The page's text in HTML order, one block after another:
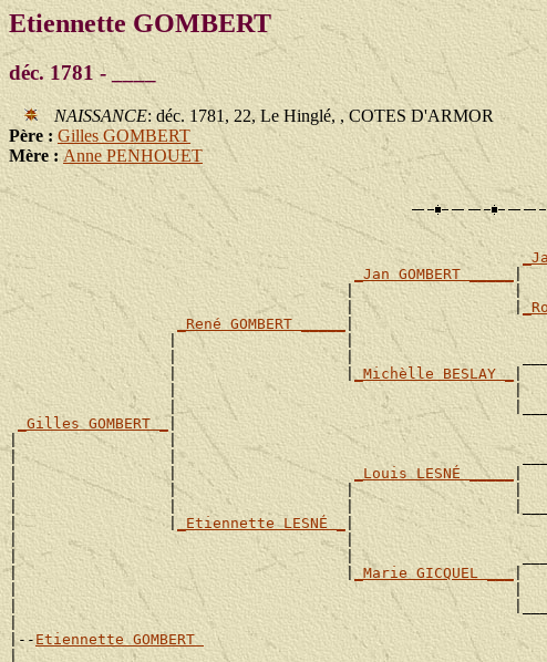
Etiennette GOMBERT
déc. 1781 - ____
NAISSANCE: déc. 1781, 22, Le Hinglé, , COTES D'ARMOR
Père : Gilles GOMBERT
Mère :Anne PENHOUET
_Jan GOMBERT _____ |
|                  |
                                      |                  |
_René GOMBERT _____|
|                   |
|                   |
                  |                   |
_Michèlle BESLAY _
|                                      |
|
_Gilles GOMBERT _|
|                 |
|                 |
|                 |
_Louis LESNÉ _____
|                 |                   |                  |
|                 |                   |
|                 |
_Etiennette LESNÉ _ |
|                                     |
|                                     |
|                                     | _Marie GICQUEL ___|
|                                                        |
|
|
|--Etiennette GOMBERT